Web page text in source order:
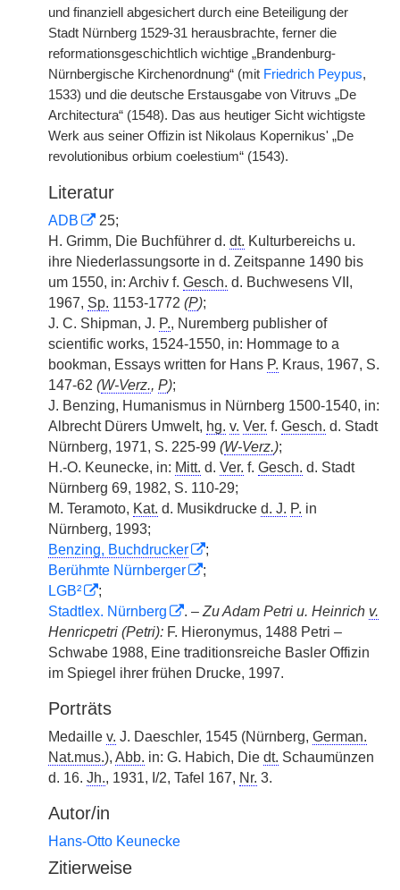
und finanziell abgesichert durch eine Beteiligung der
Stadt Nürnberg 1529-31 herausbrachte, ferner die
reformationsgeschichtlich wichtige „Brandenburg-
Nürnbergische Kirchenordnung“ (mit Friedrich Peypus,
1533) und die deutsche Erstausgabe von Vitruvs „De
Architectura“ (1548). Das aus heutiger Sicht wichtigste
Werk aus seiner Offizin ist Nikolaus Kopernikus' „De
revolutionibus orbium coelestium“ (1543).
Literatur
ADB
25;
H. Grimm, Die Buchführer d. dt. Kulturbereichs u.
ihre Niederlassungsorte in d. Zeitspanne 1490 bis
um 1550, in: Archiv f. Gesch. d. Buchwesens VII,
1967, Sp. 1153-1772 (P);
J. C. Shipman, J. P., Nuremberg publisher of
scientific works, 1524-1550, in: Hommage to a
bookman, Essays written for Hans P. Kraus, 1967, S.
147-62 (W-Verz., P);
J. Benzing, Humanismus in Nürnberg 1500-1540, in:
Albrecht Dürers Umwelt, hg. v. Ver. f. Gesch. d. Stadt
Nürnberg, 1971, S. 225-99 (W-Verz.);
H.-O. Keunecke, in: Mitt. d. Ver. f. Gesch. d. Stadt
Nürnberg 69, 1982, S. 110-29;
M. Teramoto, Kat. d. Musikdrucke d. J. P. in
Nürnberg, 1993;
Benzing, Buchdrucker
;
Berühmte Nürnberger
;
LGB²
;
Stadtlex. Nürnberg
. – Zu Adam Petri u. Heinrich v.
Henricpetri (Petri): F. Hieronymus, 1488 Petri –
Schwabe 1988, Eine traditionsreiche Basler Offizin
im Spiegel ihrer frühen Drucke, 1997.
Porträts
Medaille v. J. Daeschler, 1545 (Nürnberg, German.
Nat.mus.), Abb. in: G. Habich, Die dt. Schaumünzen
d. 16. Jh., 1931, I/2, Tafel 167, Nr. 3.
Autor/in
Hans-Otto Keunecke
Zitierweise